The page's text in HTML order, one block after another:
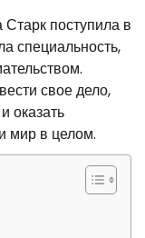
поступила в
специальность,
свое дело,
оказать
мир в целом.